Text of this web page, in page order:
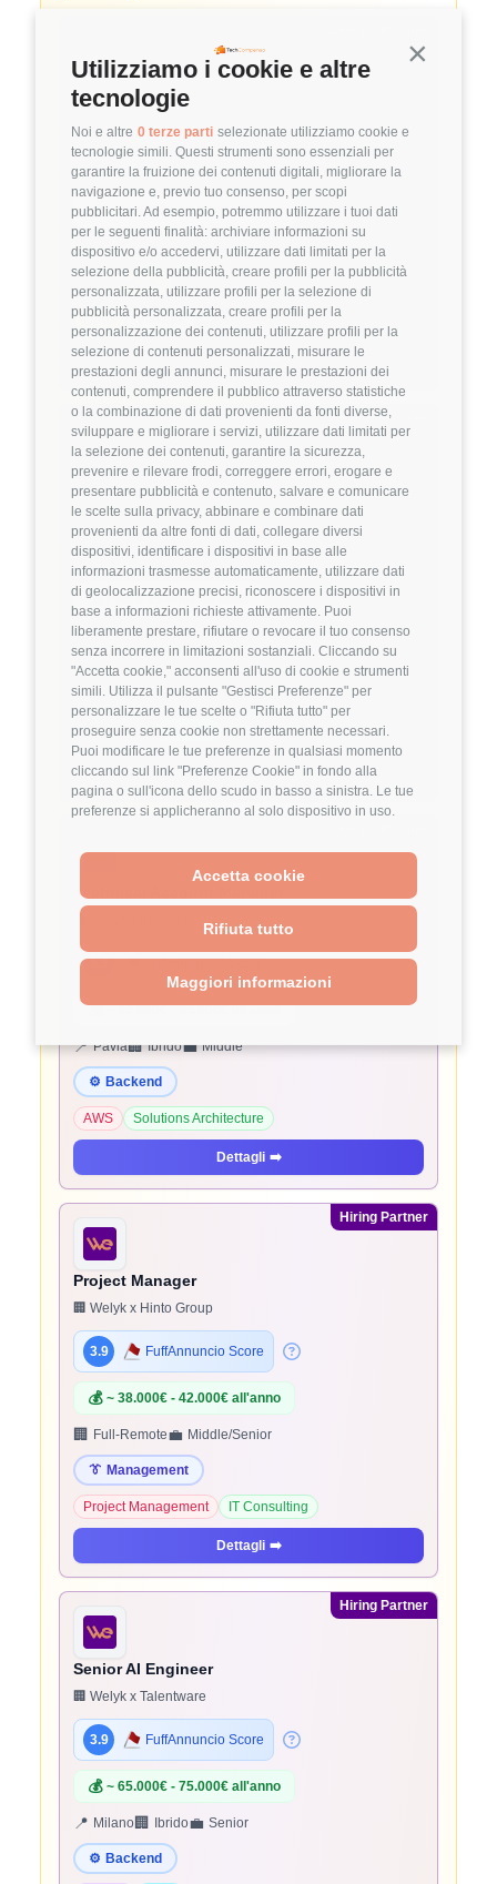
Continua
Utilizziamo i cookie e altre
tecnologie
Noi e altre 0 terze parti selezionate utilizziamo cookie e
tecnologie simili. Questi strumenti sono essenziali per
garantire la fruizione dei contenuti digitali, migliorare la
navigazione e, previo tuo consenso, per scopi
pubblicitari. Ad esempio, potremmo utilizzare i tuoi dati
per le seguenti finalità: archiviare informazioni su
dispositivo e/o accedervi, utilizzare dati limitati per la
selezione della pubblicità, creare profili per la pubblicità
personalizzata, utilizzare profili per la selezione di
pubblicità personalizzata, creare profili per la
personalizzazione dei contenuti, utilizzare profili per la
selezione di contenuti personalizzati, misurare le
prestazioni degli annunci, misurare le prestazioni dei
contenuti, comprendere il pubblico attraverso statistiche
o la combinazione di dati provenienti da fonti diverse,
sviluppare e migliorare i servizi, utilizzare dati limitati per
la selezione dei contenuti, garantire la sicurezza,
prevenire e rilevare frodi, correggere errori, erogare e
presentare pubblicità e contenuto, salvare e comunicare
le scelte sulla privacy, abbinare e combinare dati
provenienti da altre fonti di dati, collegare diversi
dispositivi, identificare i dispositivi in base alle
informazioni trasmesse automaticamente, utilizzare dati
di geolocalizzazione precisi, riconoscere i dispositivi in
base a informazioni richieste attivamente. Puoi
liberamente prestare, rifiutare o revocare il tuo consenso
senza incorrere in limitazioni sostanziali. Cliccando su
"Accetta cookie," acconsenti all'uso di cookie e strumenti
simili. Utilizza il pulsante "Gestisci Preferenze" per
personalizzare le tue scelte o "Rifiuta tutto" per
proseguire senza cookie non strettamente necessari.
Puoi modificare le tue preferenze in qualsiasi momento
cliccando sul link "Preferenze Cookie" in fondo alla
pagina o sull'icona dello scudo in basso a sinistra. Le tue
preferenze si applicheranno al solo dispositivo in uso.
Accetta cookie
Rifiuta tutto
Maggiori informazioni
System Administrator
3.8 FuffAnnuncio Score
💰 ~ 50.000€ - 60.000€ all'anno
📍 Milano 🏢 Ibrido💼 Middle/Senior
DevOps
Linux VMware
Dettagli ➡️
Hiring Partner
Product Engineer
🏢 Welyk x Callimacus.ai
4 FuffAnnuncio Score
💰 Fino a 85.000€ all'anno
📍 Milano🏢 On-Site (fase iniziale) poi Ibrido
💼 Middle/Senior
⚙️ Backend
TypeScript Node.js
Dettagli ➡️
Technical Account Manager
3.9 FuffAnnuncio Score
💰 ~ 45.000€ - 45.000€ all'anno
📍 Pavia🏢 Ibrido💼 Middle
⚙️ Backend
AWS Solutions Architecture
Dettagli ➡️
Hiring Partner
Project Manager
🏢 Welyk x Hinto Group
3.9 FuffAnnuncio Score
💰 ~ 38.000€ - 42.000€ all'anno
🏢 Full-Remote💼 Middle/Senior
👔 Management
Project Management IT Consulting
Dettagli ➡️
Hiring Partner
Senior AI Engineer
🏢 Welyk x Talentware
3.9 FuffAnnuncio Score
💰 ~ 65.000€ - 75.000€ all'anno
📍 Milano🏢 Ibrido💼 Senior
⚙️ Backend